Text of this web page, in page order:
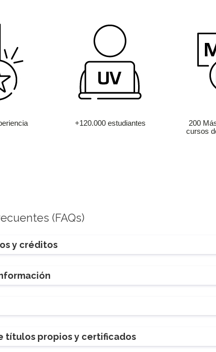
+120.000 estudiantes
200
cursos
(FAQs)
y créditos
títulos propios y certificados